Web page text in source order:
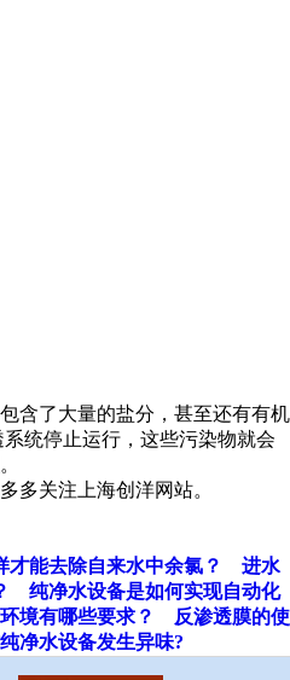
含了大量的盐分，甚至还有有机
统停止运行，这些污染物就会
多关注上海创洋网站。
才能去除自来水中余氯？
进水
纯净水设备是如何实现自动化
境有哪些要求？
反渗透膜的使
净水设备发生异味?